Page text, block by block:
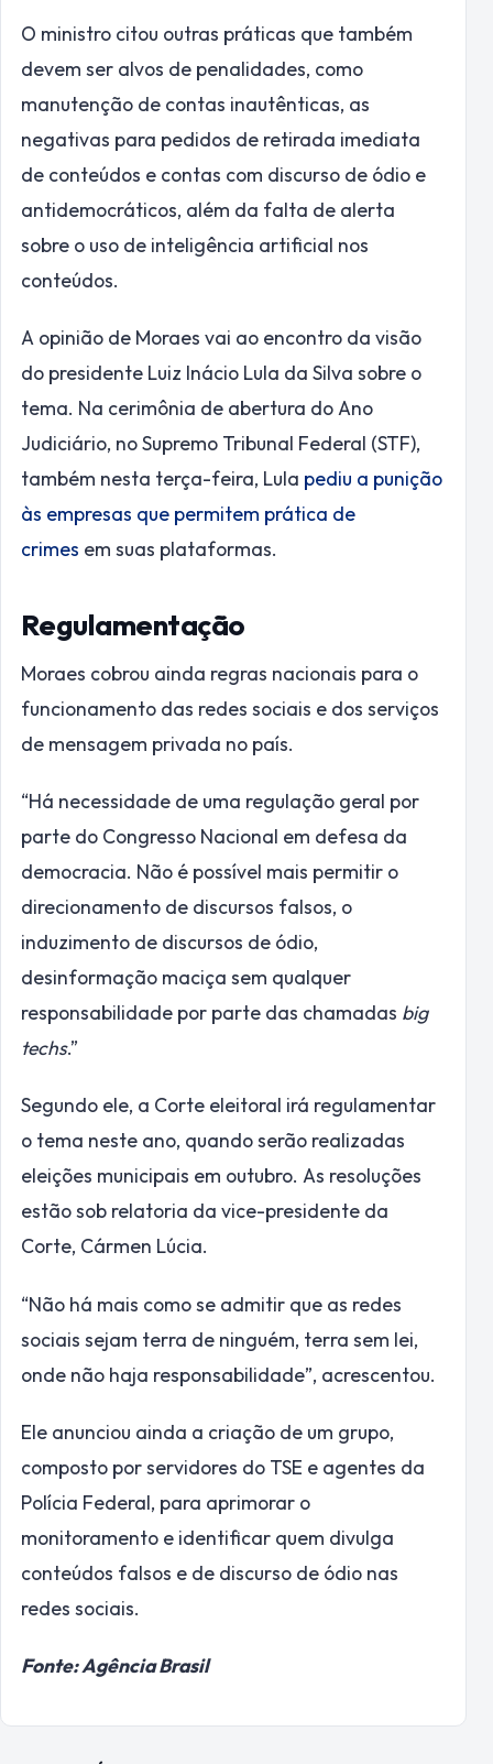
O ministro citou outras práticas que também
devem ser alvos de penalidades, como
manutenção de contas inautênticas, as
negativas para pedidos de retirada imediata
de conteúdos e contas com discurso de ódio e
antidemocráticos, além da falta de alerta
sobre o uso de inteligência artificial nos
conteúdos.
A opinião de Moraes vai ao encontro da visão
do presidente Luiz Inácio Lula da Silva sobre o
tema. Na cerimônia de abertura do Ano
Judiciário, no Supremo Tribunal Federal (STF),
também nesta terça-feira, Lula pediu a punição
às empresas que permitem prática de
crimes em suas plataformas.
Regulamentação
Moraes cobrou ainda regras nacionais para o
funcionamento das redes sociais e dos serviços
de mensagem privada no país.
“Há necessidade de uma regulação geral por
parte do Congresso Nacional em defesa da
democracia. Não é possível mais permitir o
direcionamento de discursos falsos, o
induzimento de discursos de ódio,
desinformação maciça sem qualquer
responsabilidade por parte das chamadas big
techs.”
Segundo ele, a Corte eleitoral irá regulamentar
o tema neste ano, quando serão realizadas
eleições municipais em outubro. As resoluções
estão sob relatoria da vice-presidente da
Corte, Cármen Lúcia.
“Não há mais como se admitir que as redes
sociais sejam terra de ninguém, terra sem lei,
onde não haja responsabilidade”, acrescentou.
Ele anunciou ainda a criação de um grupo,
composto por servidores do TSE e agentes da
Polícia Federal, para aprimorar o
monitoramento e identificar quem divulga
conteúdos falsos e de discurso de ódio nas
redes sociais.
Fonte: Agência Brasil